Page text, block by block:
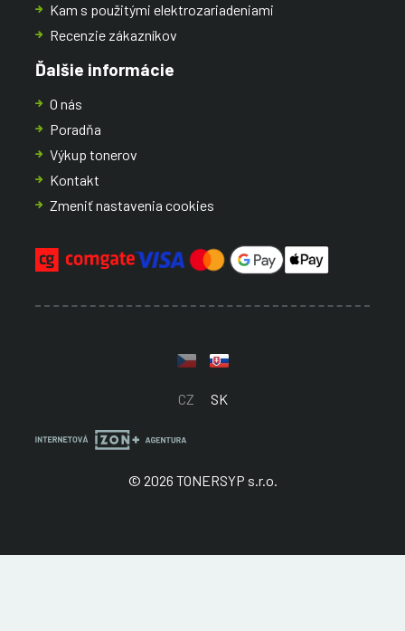
Kam s použitými elektrozariadeniami
Recenzie zákazníkov
Ďalšie informácie
O nás
Poradňa
Výkup tonerov
Kontakt
Zmeniť nastavenia cookies
CZ SK
© 2026 TONERSYP s.r.o.